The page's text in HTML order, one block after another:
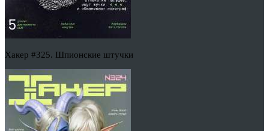
Хакер #325. Шпионские штучки